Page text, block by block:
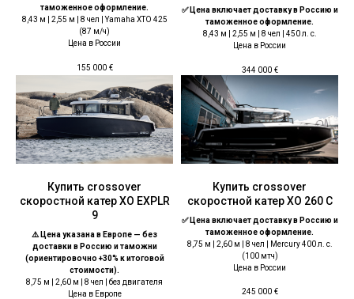
таможенное оформление.
8,43 м | 2,55 м | 8 чел | Yamaha XTO 425
(87 м/ч)
Цена в России
155 000 €
✅ Цена включает доставку в Россию и
таможенное оформление.
8,43 м | 2,55 м | 8 чел | 450 л. с.
Цена в России
344 000 €
Купить crossover
скоростной катер XO EXPLR
9
⚠️ Цена указана в Европе — без
доставки в Россию и таможни
(ориентировочно +30% к итоговой
стоимости).
8,75 м | 2,60 м | 8 чел | без двигателя
Цена в Европе
Купить crossover
скоростной катер XO 260 С
✅ Цена включает доставку в Россию и
таможенное оформление.
8,75 м | 2,60 м | 8 чел | Mercury 400 л. с.
(100 мтч)
Цена в России
245 000 €